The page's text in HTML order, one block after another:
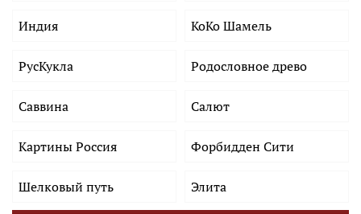
Индия КоКо Шамель
РусКукла Родословное древо
Саввина Салют
Картины Россия Форбидден Сити
Шелковый путь Элита